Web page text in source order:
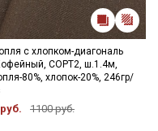
с хлопком-диагональ
СОРТ2, ш.1.4м,
80%, хлопок-20%, 246гр/
1100 руб.